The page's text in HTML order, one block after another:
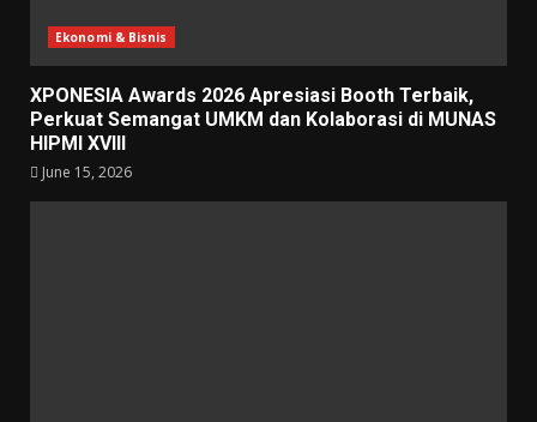
Ekonomi & Bisnis
XPONESIA Awards 2026 Apresiasi Booth Terbaik,
Perkuat Semangat UMKM dan Kolaborasi di MUNAS
HIPMI XVIII
June 15, 2026